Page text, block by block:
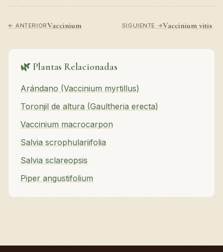
← ANTERIORVaccinium SIGUIENTE →Vaccinium vitis
🌿 Plantas Relacionadas
Arándano (Vaccinium myrtillus)
Toronjil de altura (Gaultheria erecta)
Vaccinium macrocarpon
Salvia scrophulariifolia
Salvia sclareopsis
Piper angustifolium